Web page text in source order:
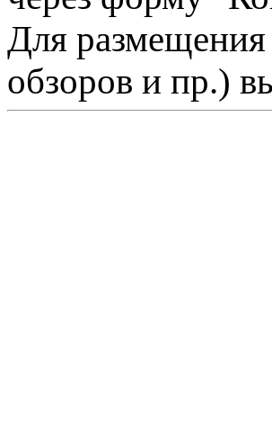
Для размещения
обзоров и пр.)